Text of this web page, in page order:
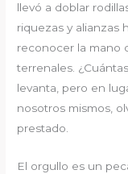
llevó a doblar
riquezas y alianzas
reconocer la mano
terrenales.
levanta, pero en
nosotros mismos,
prestado.
El orgullo es un